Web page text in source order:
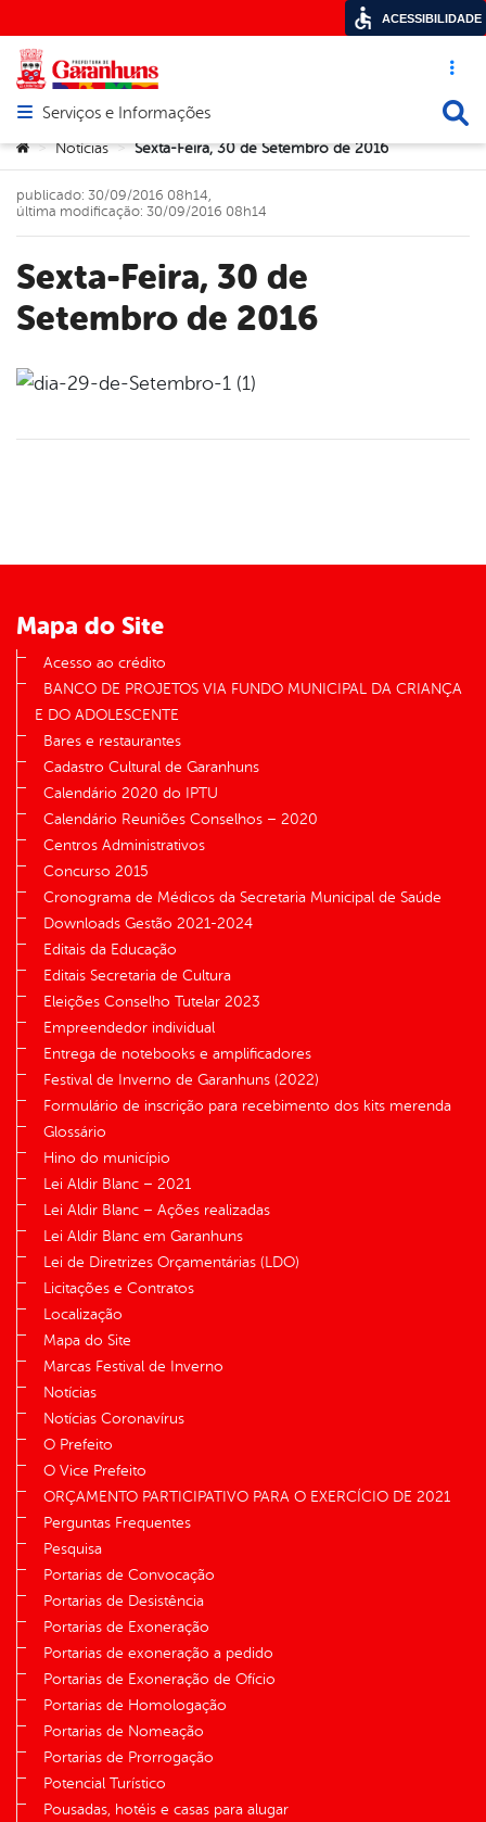
Acesso
Abrir menu principal de navegação
Serviços e Informações
Você está aqui:
> Notícias > Sexta-Feira, 30 de Setembro de 2016
Sexta-Feira, 30 de
Setembro de 2016
publicado: 30/09/2016 08h14,
última modificação: 30/09/2016 08h14
Mapa do Site
Acesso ao crédito
BANCO DE PROJETOS VIA FUNDO MUNICIPAL DA CRIANÇA
E DO ADOLESCENTE
Bares e restaurantes
Cadastro Cultural de Garanhuns
Calendário 2020 do IPTU
Calendário Reuniões Conselhos – 2020
Centros Administrativos
Concurso 2015
Cronograma de Médicos da Secretaria Municipal de Saúde
Downloads Gestão 2021-2024
Editais da Educação
Editais Secretaria de Cultura
Eleições Conselho Tutelar 2023
Empreendedor individual
Entrega de notebooks e amplificadores
Festival de Inverno de Garanhuns (2022)
Formulário de inscrição para recebimento dos kits merenda
Glossário
Hino do município
Lei Aldir Blanc – 2021
Lei Aldir Blanc – Ações realizadas
Lei Aldir Blanc em Garanhuns
Lei de Diretrizes Orçamentárias (LDO)
Licitações e Contratos
Localização
Mapa do Site
Marcas Festival de Inverno
Notícias
Notícias Coronavírus
O Prefeito
O Vice Prefeito
ORÇAMENTO PARTICIPATIVO PARA O EXERCÍCIO DE 2021
Perguntas Frequentes
Pesquisa
Portarias de Convocação
Portarias de Desistência
Portarias de Exoneração
Portarias de exoneração a pedido
Portarias de Exoneração de Ofício
Portarias de Homologação
Portarias de Nomeação
Portarias de Prorrogação
Potencial Turístico
Pousadas, hotéis e casas para alugar
ACESSIBILIDADE